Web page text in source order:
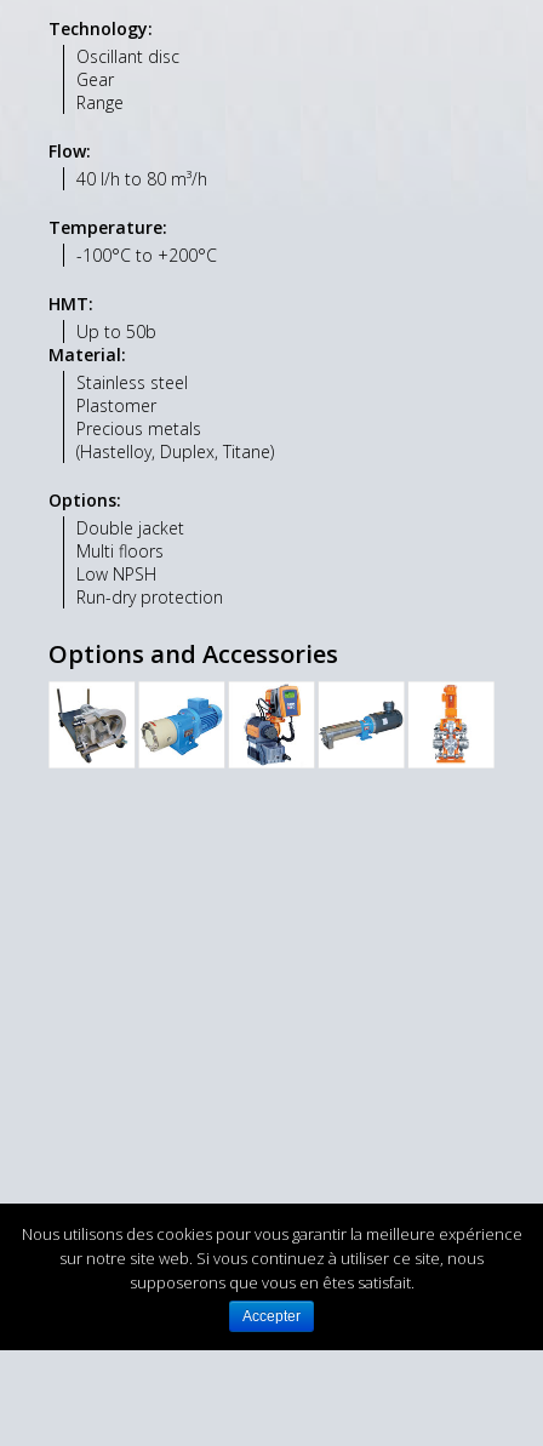
Technology:
Oscillant disc
Gear
Range
Flow:
40 l/h to 80 m³/h
Temperature:
-100°C to +200°C
HMT:
Up to 50b
Material:
Stainless steel
Plastomer
Precious metals
(Hastelloy, Duplex, Titane)
Options:
Double jacket
Multi floors
Low NPSH
Run-dry protection
Options and Accessories
DIRO ATLANTIQUE - Robinetterie et régulation
Nous utilisons des cookies pour vous garantir la meilleure expérience
sur notre site web. Si vous continuez à utiliser ce site, nous
supposerons que vous en êtes satisfait.
Accepter